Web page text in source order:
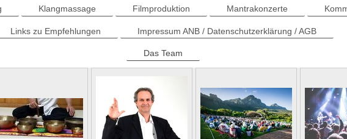
Klangmassage Filmproduktion Mantrakonzerte
Links zu Empfehlungen Impressum ANB / Datenschutzerklärung / AGB
Das Team